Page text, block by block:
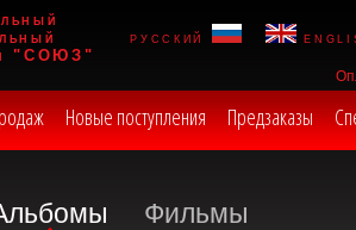
"СОЮЗ"
русский
Новые поступления Предзаказы
Фильмы